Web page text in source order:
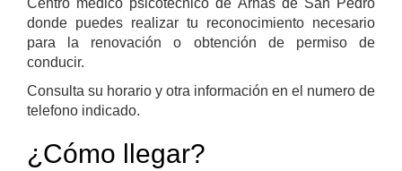
donde puedes realizar tu reconocimiento necesario
para la renovación o obtención de permiso de
conducir.
Consulta su horario y otra información en el numero de
telefono indicado.
¿Cómo llegar?